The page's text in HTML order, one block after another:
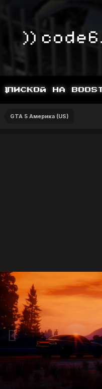
НА BOOSTY,
GTA 5 Америка (US)